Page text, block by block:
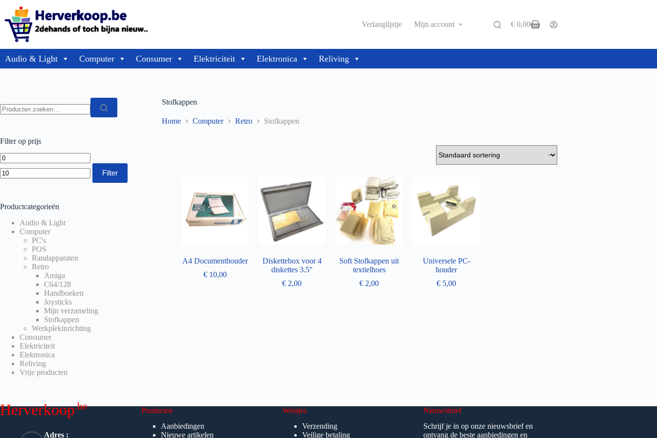
Verlanglijstje Mijn account € 0,00
Audio & Light Computer Consumer Elektriciteit Elektronica Reliving
Stofkappen
Home Computer Retro Stofkappen
A4 Documenthouder
€10,00
Diskettebox voor 4
diskettes 3.5″
€ 2,00
Soft Stofkappen uit
textielhoes
€ 2,00
Universele PC-
houder
€ 5,00
Filter op prijs
Filter
Productcategorieën
Audio & Light
Computer
PC's
POS
Randapparaten
Retro
Amiga
C64/128
Handboeken
Joysticks
Mijn verzameling
Stofkappen
Werkplekinrichting
Consumer
Elektriciteit
Elektronica
Reliving
Vrije producten
Herverkoop.be
Adres :
Producten
Aanbiedingen
Nieuwe artikelen
Weetjes
Verzending
Veilige betaling
Nieuwsbrief
Schrijf je in op onze nieuwsbrief en
ontvang de beste aanbiedingen en